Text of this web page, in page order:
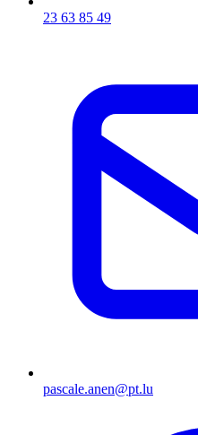
23 63 85 49
pascale.anen@pt.lu